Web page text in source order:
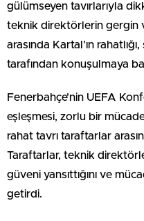
gülümseyen tavırlarıyla
teknik direktörlerin gergin
arasında Kartal’ın
tarafından konuşulmaya
Fenerbahçe’nin UEFA
eşleşmesi, zorlu bir
rahat tavrı taraftarlar
Taraftarlar, teknik
güveni yansıttığını ve
getirdi.